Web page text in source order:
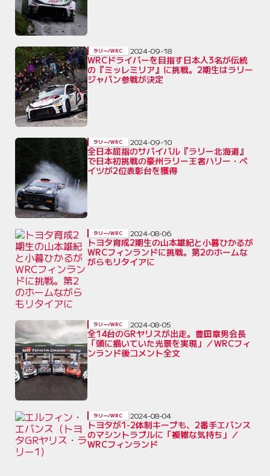
WRCドライバーを目指す日本人3名が伝統
の『ミッレミリア』に挑戦。2期生はラリー
ジャパン参戦が決定
ラリー/WRC 2024-09-18
全日本屈指のサバイバル『ラリー北海道』
で日本初挑戦の豪州ラリー王者ハリー・ベ
イツが2位表彰台を獲得
ラリー/WRC 2024-09-10
トヨタ育成2期生の山本雄紀と小暮ひかるが
WRCフィンランドに挑戦。第2のホームな
がらもリタイアに
ラリー/WRC 2024-08-06
全14台のGRヤリスが出走。豊田章男会長
「頭に描いていた光景を実現」／WRCフィ
ンランド後コメント全文
ラリー/WRC 2024-08-05
トヨタが1-2体制キープも、2番手エバンス
のマシントラブルに「複雑な気持ち」／
WRCフィンランド
ラリー/WRC 2024-08-04